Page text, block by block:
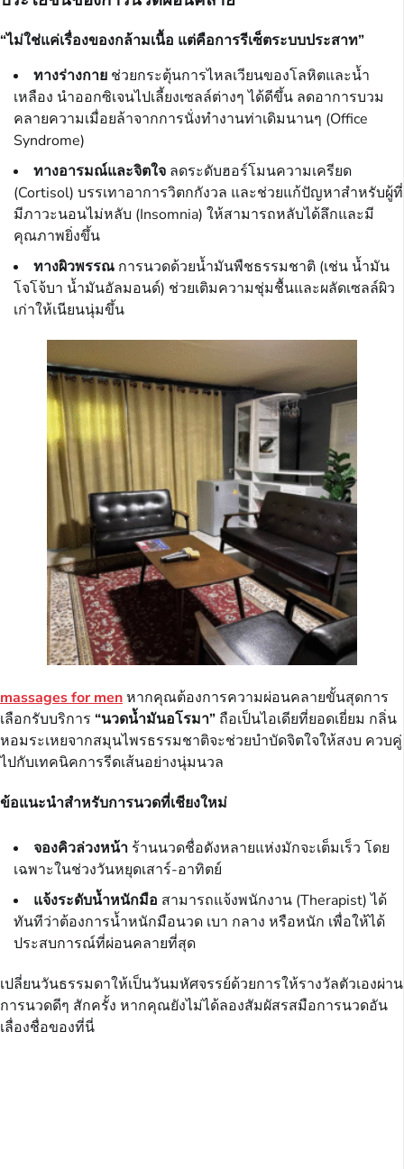
“ไม่ใช่แค่เรื่องของกล้ามเนื้อ แต่คือการรีเซ็ตระบบประสาท”
ทางร่างกาย ช่วยกระตุ้นการไหลเวียนของโลหิตและน้ำ
เหลือง นำออกซิเจนไปเลี้ยงเซลล์ต่างๆ ได้ดีขึ้น ลดอาการบวม
คลายความเมื่อยล้าจากการนั่งทำงานท่าเดิมนานๆ (Office
Syndrome)
ทางอารมณ์และจิตใจ ลดระดับฮอร์โมนความเครียด
(Cortisol) บรรเทาอาการวิตกกังวล และช่วยแก้ปัญหาสำหรับผู้ที่
มีภาวะนอนไม่หลับ (Insomnia) ให้สามารถหลับได้ลึกและมี
คุณภาพยิ่งขึ้น
ทางผิวพรรณ การนวดด้วยน้ำมันพืชธรรมชาติ (เช่น น้ำมัน
โจโจ้บา น้ำมันอัลมอนด์) ช่วยเติมความชุ่มชื้นและผลัดเซลล์ผิว
เก่าให้เนียนนุ่มขึ้น
massages for menหากคุณต้องการความผ่อนคลายขั้นสุดการ
เลือกรับบริการ “นวดน้ำมันอโรมา” ถือเป็นไอเดียที่ยอดเยี่ยม กลิ่น
หอมระเหยจากสมุนไพรธรรมชาติจะช่วยบำบัดจิตใจให้สงบ ควบคู่
ไปกับเทคนิคการรีดเส้นอย่างนุ่มนวล
ข้อแนะนำสำหรับการนวดที่เชียงใหม่
จองคิวล่วงหน้า ร้านนวดชื่อดังหลายแห่งมักจะเต็มเร็ว โดย
เฉพาะในช่วงวันหยุดเสาร์-อาทิตย์
แจ้งระดับน้ำหนักมือ สามารถแจ้งพนักงาน (Therapist) ได้
ทันทีว่าต้องการน้ำหนักมือนวด เบา กลาง หรือหนัก เพื่อให้ได้
ประสบการณ์ที่ผ่อนคลายที่สุด
เปลี่ยนวันธรรมดาให้เป็นวันมหัศจรรย์ด้วยการให้รางวัลตัวเองผ่าน
การนวดดีๆ สักครั้ง หากคุณยังไม่ได้ลองสัมผัสรสมือการนวดอัน
เลื่องชื่อของที่นี่